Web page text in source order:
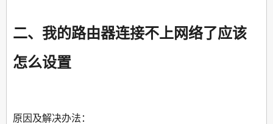
二、我的路由器连接不上网络了应该
怎么设置
原因及解决办法：